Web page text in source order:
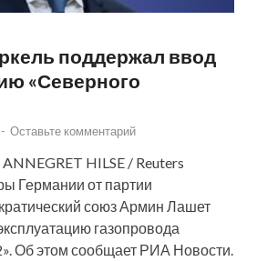
поддержал ввод
«Северного
- Оставьте комментарий
HILSE / Reuters
Германии от партии
союз Армин Лашет
газопровода
Об этом сообщает РИА Новости.